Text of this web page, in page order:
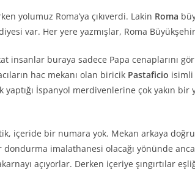
yolumuz Roma’ya çıkıverdi. Lakin Roma
var. Her yere yazmışlar, Roma
insanlar buraya sadece Papa cenaplarını
hac mekanı olan biricik Pastaficio isimli
yaptığı İspanyol merdivenlerine çok yakın bir
içeride bir numara yok. Mekan arkaya
imalathanesi olacağı yönünde ancak
açıyorlar. Derken içeriye şıngırtılar